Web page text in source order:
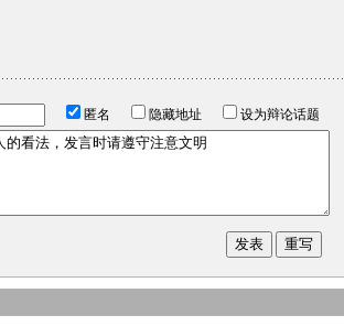
匿名 隐藏地址 设为辩论话题